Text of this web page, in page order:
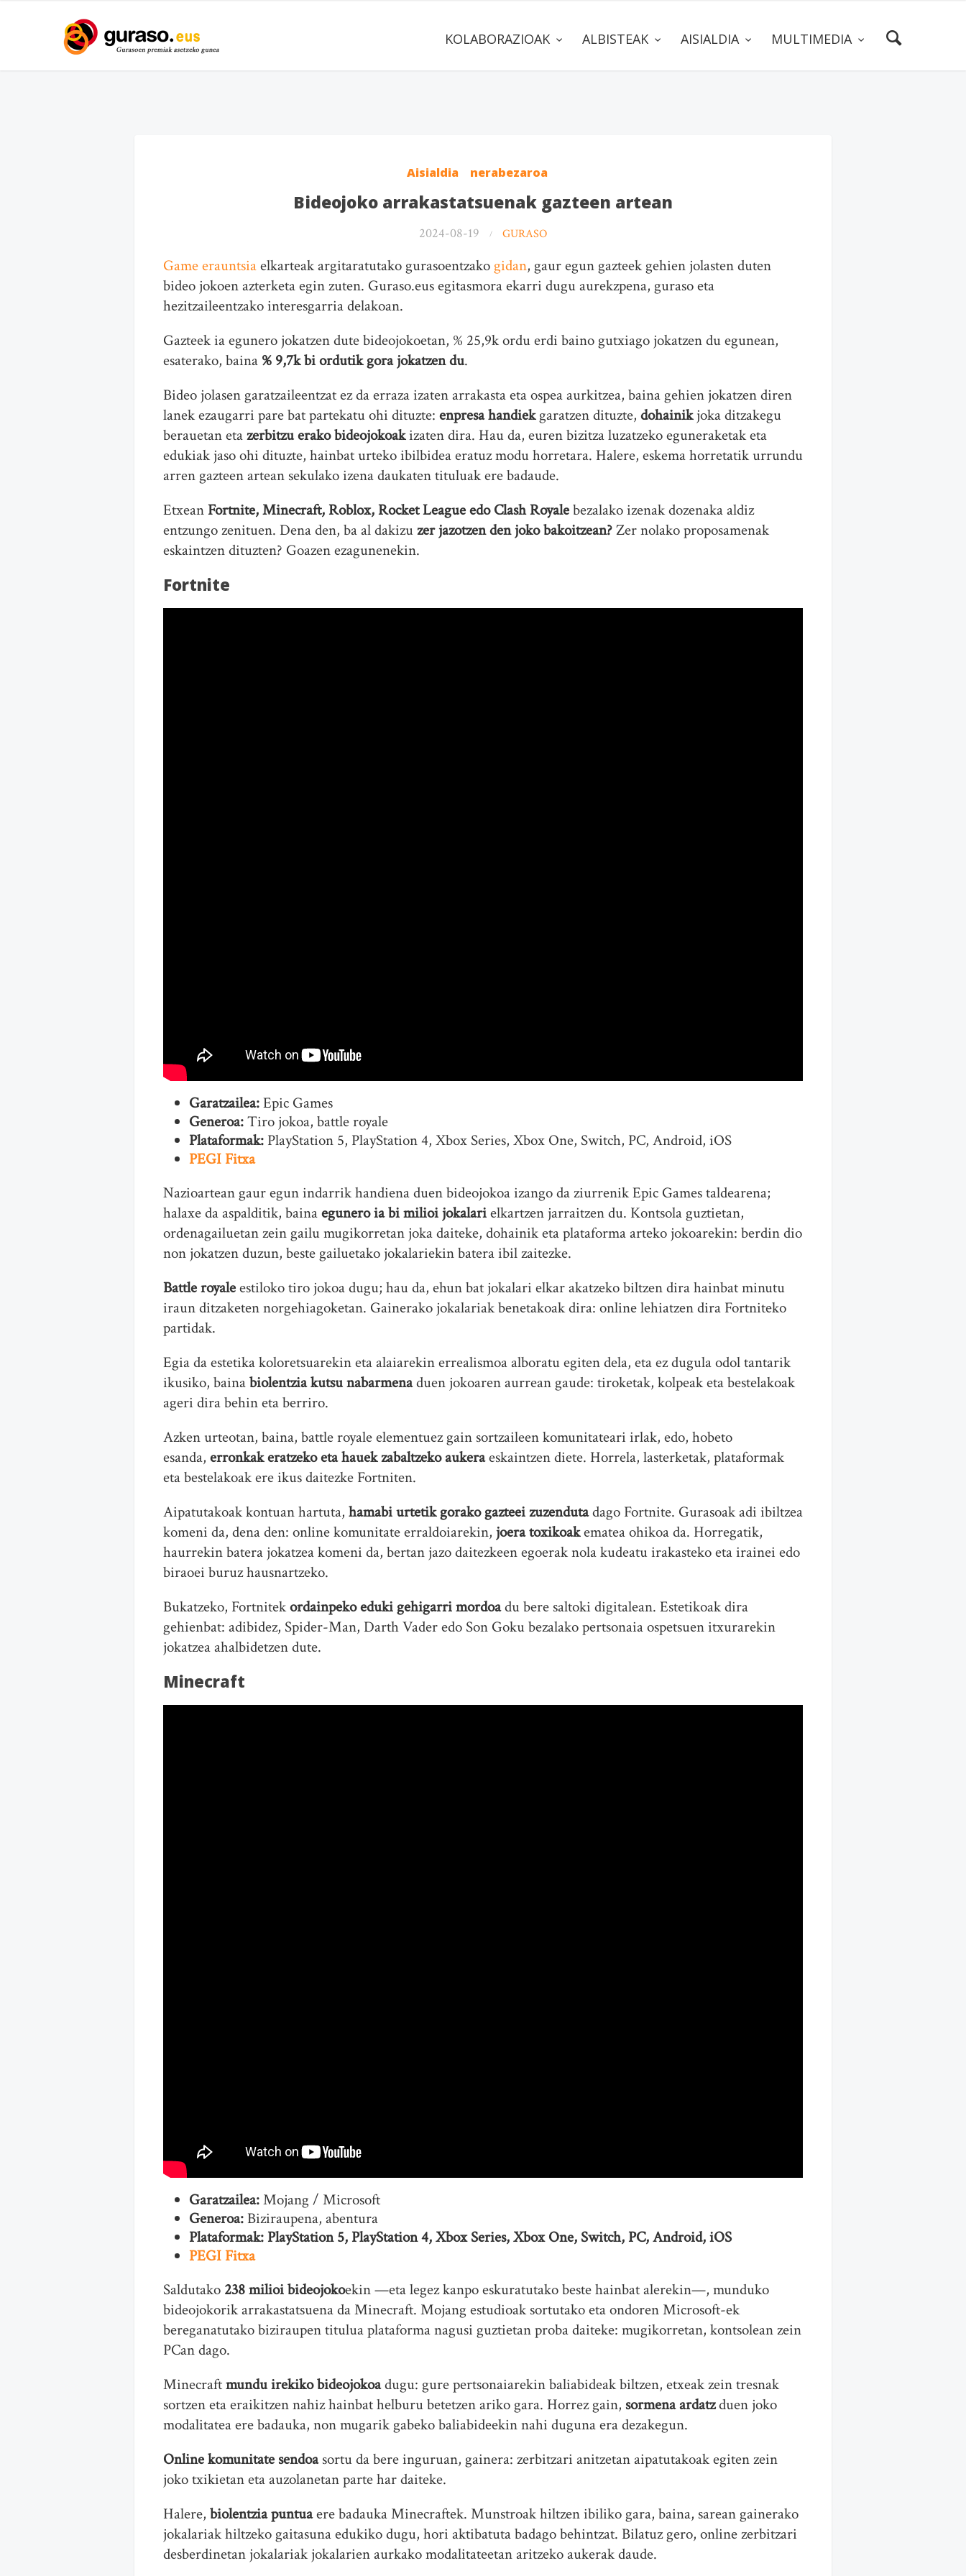
KOLABORAZIOAK ALBISTEAK AISIALDIA MULTIMEDIA
Aisialdia nerabezaroa
Bideojoko arrakastatsuenak gazteen artean
2024-08-19 GURASO
Game erauntsiaelkarteak argitaratutako gurasoentzako gidan, gaur egun gazteek gehien jolasten duten
bideo jokoen azterketa egin zuten. Guraso.eus egitasmora ekarri dugu aurekzpena, guraso eta
hezitzaileentzako interesgarria delakoan.
Gazteek ia egunero jokatzen dute bideojokoetan, % 25,9k ordu erdi baino gutxiago jokatzen du egunean,
esaterako, baina % 9,7k bi ordutik gora jokatzen du.
Bideo jolasen garatzaileentzat ez da erraza izaten arrakasta eta ospea aurkitzea, baina gehien jokatzen diren
lanek ezaugarri pare bat partekatu ohi dituzte: enpresa handiekgaratzen dituzte, dohainikjoka ditzakegu
berauetan etazerbitzu erako bideojokoakizaten dira. Hau da, euren bizitza luzatzeko eguneraketak eta
edukiak jaso ohi dituzte, hainbat urteko ibilbidea eratuz modu horretara. Halere, eskema horretatik urrundu
arren gazteen artean sekulako izena daukaten tituluak ere badaude.
Etxean Fortnite, Minecraft, Roblox, Rocket League edo Clash Royalebezalako izenak dozenaka aldiz
entzungo zenituen. Dena den, ba al dakizuzer jazotzen den joko bakoitzean?Zer nolako proposamenak
eskaintzen dituzten? Goazen ezagunenekin.
Fortnite
Garatzailea:Epic Games
Generoa:Tiro jokoa, battle royale
Plataformak:PlayStation 5, PlayStation 4, Xbox Series, Xbox One, Switch, PC, Android, iOS
PEGI Fitxa
Nazioartean gaur egun indarrik handiena duen bideojokoa izango da ziurrenik Epic Games taldearena;
halaxe da aspalditik, bainaegunero ia bi milioi jokalarielkartzen jarraitzen du. Kontsola guztietan,
ordenagailuetan zein gailu mugikorretan joka daiteke, dohainik eta plataforma arteko jokoarekin: berdin dio
non jokatzen duzun, beste gailuetako jokalariekin batera ibil zaitezke.
Battle royaleestiloko tiro jokoa dugu; hau da, ehun bat jokalari elkar akatzeko biltzen dira hainbat minutu
iraun ditzaketen norgehiagoketan. Gainerako jokalariak benetakoak dira: online lehiatzen dira Fortniteko
partidak.
Egia da estetika koloretsuarekin eta alaiarekin errealismoa alboratu egiten dela, eta ez dugula odol tantarik
ikusiko, bainabiolentzia kutsu nabarmenaduen jokoaren aurrean gaude: tiroketak, kolpeak eta bestelakoak
ageri dira behin eta berriro.
Azken urteotan, baina, battle royale elementuez gain sortzaileen komunitateari irlak, edo, hobeto
esanda, erronkak eratzeko eta hauek zabaltzeko aukeraeskaintzen diete. Horrela, lasterketak, plataformak
eta bestelakoak ere ikus daitezke Fortniten.
Aipatutakoak kontuan hartuta, hamabi urtetik gorako gazteei zuzendutadago Fortnite. Gurasoak adi ibiltzea
komeni da, dena den: online komunitate erraldoiarekin, joera toxikoakematea ohikoa da. Horregatik,
haurrekin batera jokatzea komeni da, bertan jazo daitezkeen egoerak nola kudeatu irakasteko eta irainei edo
biraoei buruz hausnartzeko.
Bukatzeko, Fortnitekordainpeko eduki gehigarri mordoadu bere saltoki digitalean. Estetikoak dira
gehienbat: adibidez, Spider-Man, Darth Vader edo Son Goku bezalako pertsonaia ospetsuen itxurarekin
jokatzea ahalbidetzen dute.
Minecraft
Garatzailea:Mojang / Microsoft
Generoa:Biziraupena, abentura
Plataformak: PlayStation 5, PlayStation 4, Xbox Series, Xbox One, Switch, PC, Android, iOS
PEGI Fitxa
Saldutako 238 milioi bideojokoekin —eta legez kanpo eskuratutako beste hainbat alerekin—, munduko
bideojokorik arrakastatsuena da Minecraft. Mojang estudioak sortutako eta ondoren Microsoft-ek
bereganatutako biziraupen titulua plataforma nagusi guztietan proba daiteke: mugikorretan, kontsolean zein
PCan dago.
Minecraftmundu irekiko bideojokoadugu: gure pertsonaiarekin baliabideak biltzen, etxeak zein tresnak
sortzen eta eraikitzen nahiz hainbat helburu betetzen ariko gara. Horrez gain, sormena ardatzduen joko
modalitatea ere badauka, non mugarik gabeko baliabideekin nahi duguna era dezakegun.
Online komunitate sendoasortu da bere inguruan, gainera: zerbitzari anitzetan aipatutakoak egiten zein
joko txikietan eta auzolanetan parte har daiteke.
Halere, biolentzia puntuaere badauka Minecraftek. Munstroak hiltzen ibiliko gara, baina, sarean gainerako
jokalariak hiltzeko gaitasuna edukiko dugu, hori aktibatuta badago behintzat. Bilatuz gero, online zerbitzari
desberdinetan jokalariak jokalarien aurkako modalitateetan aritzeko aukerak daude.